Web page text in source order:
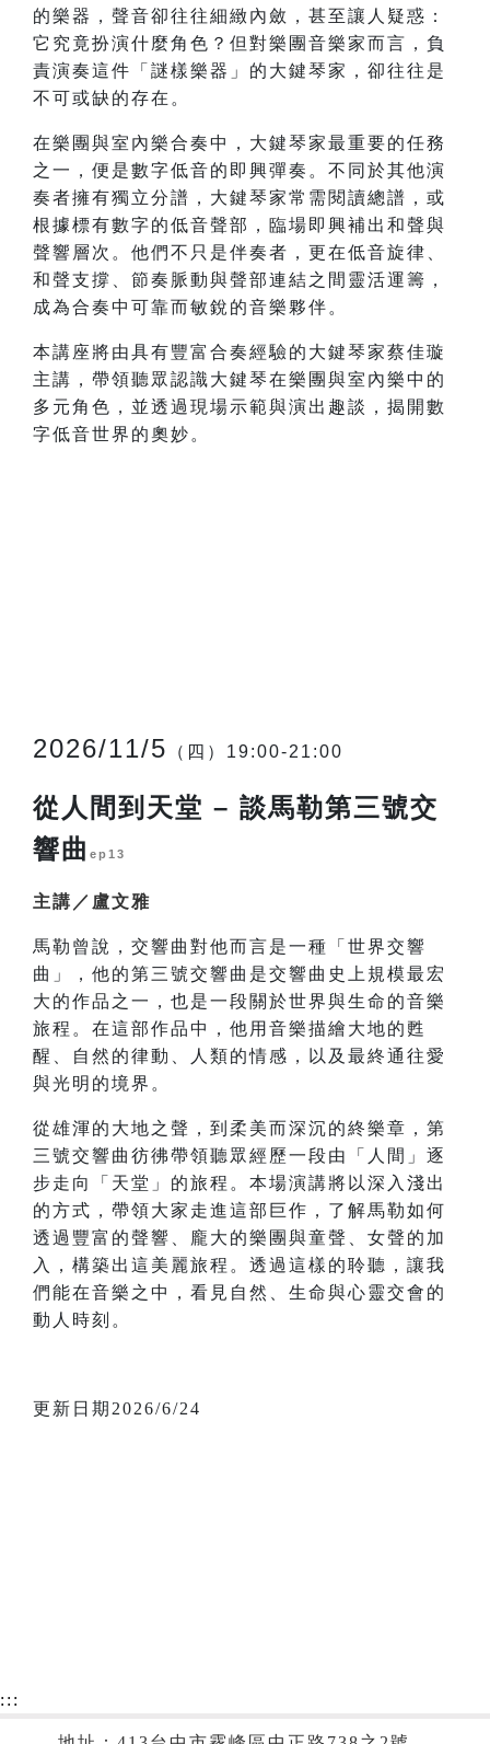
的樂器，聲音卻往往細緻內斂，甚至讓人疑惑：
它究竟扮演什麼角色？但對樂團音樂家而言，負
責演奏這件「謎樣樂器」的大鍵琴家，卻往往是
不可或缺的存在。
在樂團與室內樂合奏中，大鍵琴家最重要的任務
之一，便是數字低音的即興彈奏。不同於其他演
奏者擁有獨立分譜，大鍵琴家常需閱讀總譜，或
根據標有數字的低音聲部，臨場即興補出和聲與
聲響層次。他們不只是伴奏者，更在低音旋律、
和聲支撐、節奏脈動與聲部連結之間靈活運籌，
成為合奏中可靠而敏銳的音樂夥伴。
本講座將由具有豐富合奏經驗的大鍵琴家蔡佳璇
主講，帶領聽眾認識大鍵琴在樂團與室內樂中的
多元角色，並透過現場示範與演出趣談，揭開數
字低音世界的奧妙。
2026/11/5 （四）19:00-21:00
從人間到天堂 – 談馬勒第三號交
響曲 ep13
主講／盧文雅
馬勒曾說，交響曲對他而言是一種「世界交響
曲」，他的第三號交響曲是交響曲史上規模最宏
大的作品之一，也是一段關於世界與生命的音樂
旅程。在這部作品中，他用音樂描繪大地的甦
醒、自然的律動、人類的情感，以及最終通往愛
與光明的境界。
從雄渾的大地之聲，到柔美而深沉的終樂章，第
三號交響曲彷彿帶領聽眾經歷一段由「人間」逐
步走向「天堂」的旅程。本場演講將以深入淺出
的方式，帶領大家走進這部巨作，了解馬勒如何
透過豐富的聲響、龐大的樂團與童聲、女聲的加
入，構築出這美麗旅程。透過這樣的聆聽，讓我
們能在音樂之中，看見自然、生命與心靈交會的
動人時刻。
更新日期2026/6/24
:::